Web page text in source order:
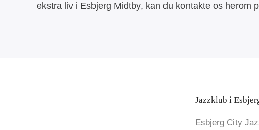
ekstra liv i Esbjerg Midtby, kan du kontakte os herom
Jazzklub i
Esbjerg City